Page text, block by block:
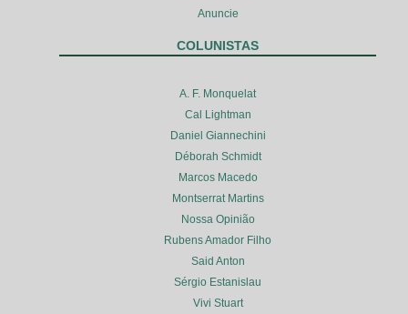
Anuncie
COLUNISTAS
A. F. Monquelat
Cal Lightman
Daniel Giannechini
Déborah Schmidt
Marcos Macedo
Montserrat Martins
Nossa Opinião
Rubens Amador Filho
Said Anton
Sérgio Estanislau
Vivi Stuart